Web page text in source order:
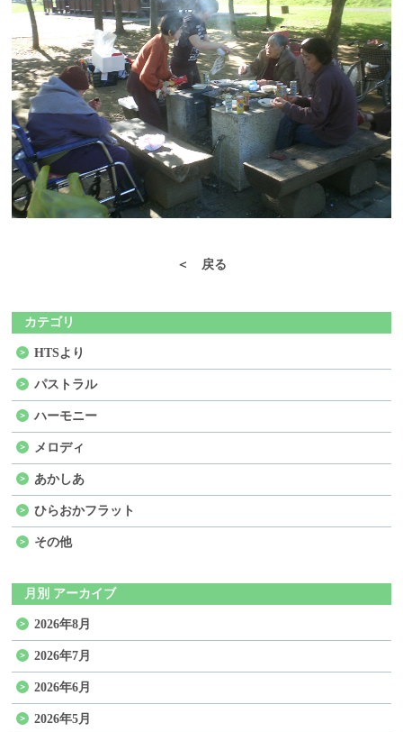
＜ 戻る
カテゴリ
HTSより
パストラル
ハーモニー
メロディ
あかしあ
ひらおかフラット
その他
月別 アーカイブ
2026年8月
2026年7月
2026年6月
2026年5月